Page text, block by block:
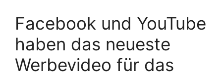
Facebook und YouTube
haben das neueste
Werbevideo für das